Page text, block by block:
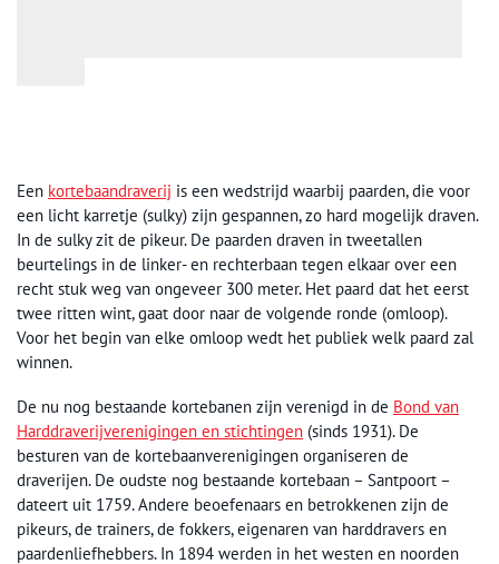
Een kortebaandraverij is een wedstrijd waarbij paarden, die voor
een licht karretje (sulky) zijn gespannen, zo hard mogelijk draven.
In de sulky zit de pikeur. De paarden draven in tweetallen
beurtelings in de linker- en rechterbaan tegen elkaar over een
recht stuk weg van ongeveer 300 meter. Het paard dat het eerst
twee ritten wint, gaat door naar de volgende ronde (omloop).
Voor het begin van elke omloop wedt het publiek welk paard zal
winnen.
De nu nog bestaande kortebanen zijn verenigd in de Bond van
Harddraverijverenigingen en stichtingen (sinds 1931). De
besturen van de kortebaanverenigingen organiseren de
draverijen. De oudste nog bestaande kortebaan – Santpoort –
dateert uit 1759. Andere beoefenaars en betrokkenen zijn de
pikeurs, de trainers, de fokkers, eigenaren van harddravers en
paardenliefhebbers. In 1894 werden in het westen en noorden